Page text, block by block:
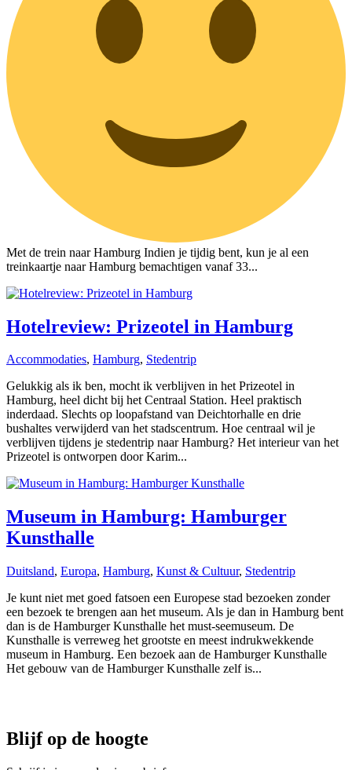
Met de trein naar Hamburg Indien je tijdig bent, kun je al een
treinkaartje naar Hamburg bemachtigen vanaf 33...
Hotelreview: Prizeotel in Hamburg
Accommodaties, Hamburg, Stedentrip
Gelukkig als ik ben, mocht ik verblijven in het Prizeotel in
Hamburg, heel dicht bij het Centraal Station. Heel praktisch
inderdaad. Slechts op loopafstand van Deichtorhalle en drie
bushaltes verwijderd van het stadscentrum. Hoe centraal wil je
verblijven tijdens je stedentrip naar Hamburg? Het interieur van het
Prizeotel is ontworpen door Karim...
Museum in Hamburg: Hamburger
Kunsthalle
Duitsland, Europa, Hamburg, Kunst & Cultuur, Stedentrip
Je kunt niet met goed fatsoen een Europese stad bezoeken zonder
een bezoek te brengen aan het museum. Als je dan in Hamburg bent
dan is de Hamburger Kunsthalle het must-seemuseum. De
Kunsthalle is verreweg het grootste en meest indrukwekkende
museum in Hamburg. Een bezoek aan de Hamburger Kunsthalle
Het gebouw van de Hamburger Kunsthalle zelf is...
Blijf op de hoogte